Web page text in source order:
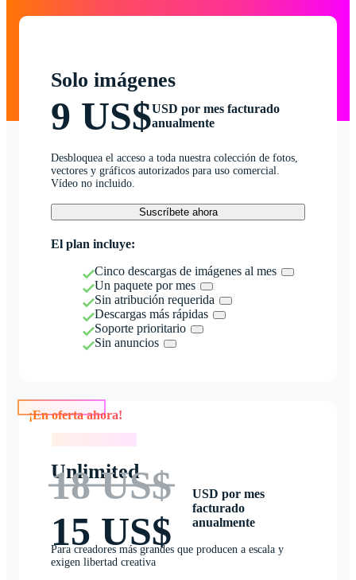
Solo imágenes
9 US$USD por mes facturado
anualmente
Desbloquea el acceso a toda nuestra colección de fotos,
vectores y gráficos autorizados para uso comercial.
Vídeo no incluido.
Suscríbete ahora
El plan incluye:
Cinco descargas de imágenes al mes
Un paquete por mes
Sin atribución requerida
Descargas más rápidas
Soporte prioritario
Sin anuncios
Unlimited
18 US$
15 US$
USD por mes
facturado
anualmente
Para creadores más grandes que producen a escala y
exigen libertad creativa